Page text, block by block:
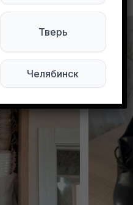
Тверь
Челябинск